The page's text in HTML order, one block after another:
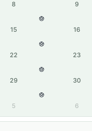
8 9
15 16
22 23
29 30
5 6